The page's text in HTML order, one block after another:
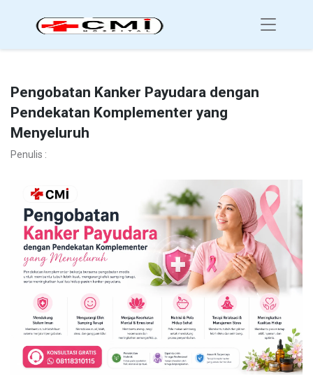
Pengobatan Kanker Payudara dengan
Pendekatan Komplementer yang
Menyeluruh
Penulis :